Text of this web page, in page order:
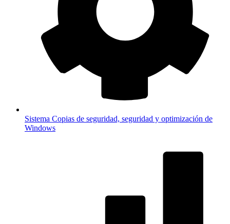
Sistema Copias de seguridad, seguridad y optimización de
Windows